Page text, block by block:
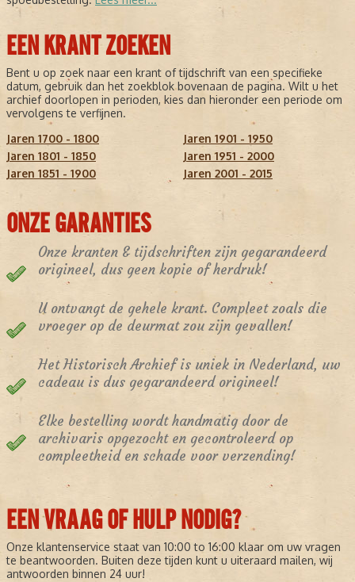
EEN KRANT ZOEKEN
Bent u op zoek naar een krant of tijdschrift van een specifieke
datum, gebruik dan het zoekblok bovenaan de pagina. Wilt u het
archief doorlopen in perioden, kies dan hieronder een periode om
vervolgens te verfijnen.
Jaren 1700 - 1800
Jaren 1801 - 1850
Jaren 1851 - 1900
Jaren 1901 - 1950
Jaren 1951 - 2000
Jaren 2001 - 2015
ONZE GARANTIES
Onze kranten & tijdschriften zijn gegarandeerd
origineel, dus geen kopie of herdruk!
U ontvangt de gehele krant. Compleet zoals die
vroeger op de deurmat zou zijn gevallen!
Het Historisch Archief is uniek in Nederland, uw
cadeau is dus gegarandeerd origineel!
Elke bestelling wordt handmatig door de
archivaris opgezocht en gecontroleerd op
compleetheid en schade voor verzending!
EEN VRAAG OF HULP NODIG?
Onze klantenservice staat van 10:00 to 16:00 klaar om uw vragen
te beantwoorden. Buiten deze tijden kunt u uiteraard mailen, wij
antwoorden binnen 24 uur!